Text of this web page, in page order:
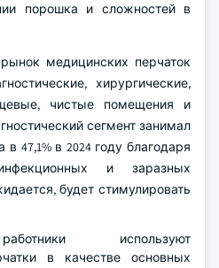
порошка и сложностей в
медицинских перчаток
хирургические,
чистые помещения и
сегмент занимал
47,1% в 2024 году благодаря
и заразных
будет стимулировать
используют
в качестве основных